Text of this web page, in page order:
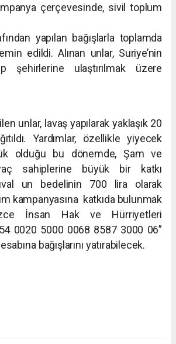
çerçevesinde, sivil toplum
yapılan bağışlarla toplamda
edildi. Alınan unlar, Suriye’nin
şehirlerine ulaştırılmak üzere
unlar, lavaş yapılarak yaklaşık 20
Yardımlar, özellikle yiyecek
olduğu bu dönemde, Şam ve
sahiplerine büyük bir katkı
un bedelinin 700 lira olarak
kampanyasına katkıda bulunmak
İnsan Hak ve Hürriyetleri
0020 5000 0068 8587 3000 06”
bağışlarını yatırabilecek.